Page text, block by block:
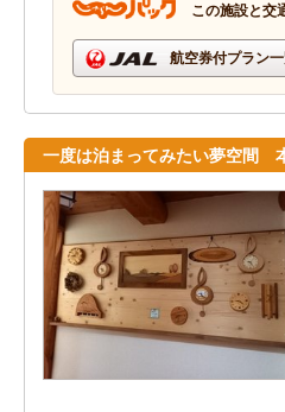
この施設と交
航空券付プラン
一度は泊まってみたい夢空間